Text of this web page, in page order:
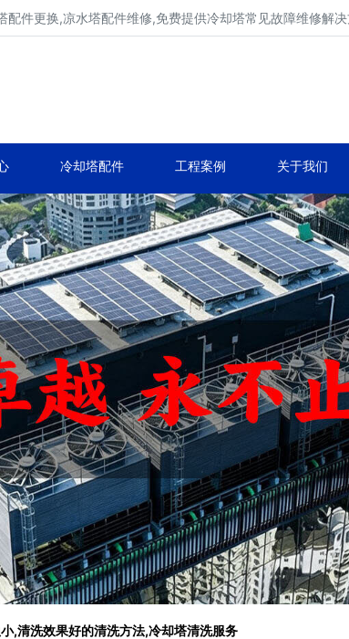
件更换,凉水塔配件维修,免费提供冷却塔常见故障维修解决
冷却塔配件 工程案例 关于我们
,清洗效果好的清洗方法,冷却塔清洗服务